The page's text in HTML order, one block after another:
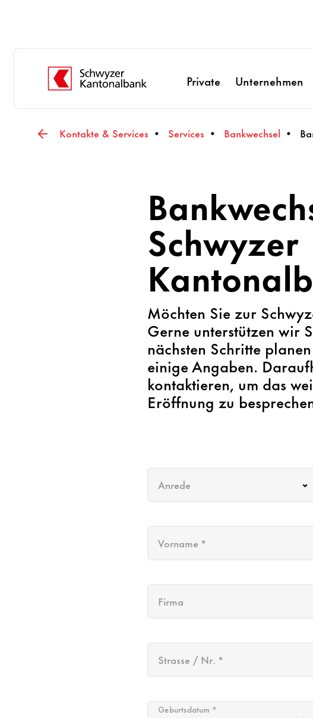
Private Unternehmen
Kontakte & Services Services Bankwechsel
Schwyzer
Möchten Sie zur
Gerne unterstützen wir
nächsten Schritte
einige Angaben.
kontaktieren, um das
Eröffnung zu
Anrede
Vorname *
Firma
Strasse / Nr. *
Geburtsdatum *